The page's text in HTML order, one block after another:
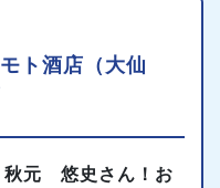
ト酒店（大仙
秋元 悠史さん！お